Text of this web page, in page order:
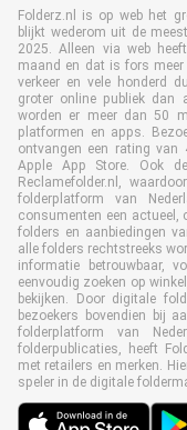
Folderz.nl is op web het
blijkt wederom uit de
2025. Alleen via web
maand en dat is fors
verkeer en vele honderd
groter online publiek dan
worden er meer dan 50
platformen en apps.
ontvangen een rating van
Apple App Store. Ook
Reclamefolder.nl,
folderplatform van
consumenten een
folders en aanbiedingen
alle folders rechtstreeks
informatie betrouwbaar,
eenvoudig zoeken op
bekijken. Door digitale
bezoekers bovendien bij
folderplatform van
folderpublicaties, heeft
met retailers en merken.
speler in de digitale